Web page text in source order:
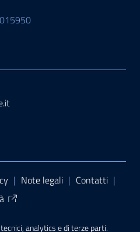
analytics e di terze parti.
| Note legali | Contatti |